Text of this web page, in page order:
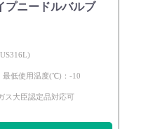
プニードルバルブ
低使用温度(℃)：-10
ス大臣認定品対応可